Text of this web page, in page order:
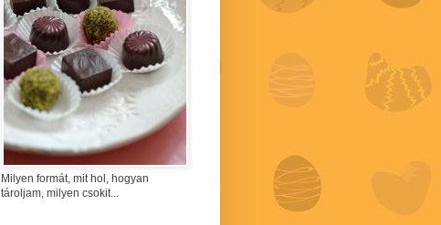
Milyen formát, mit hol, hogyan
tároljam, milyen csokit...